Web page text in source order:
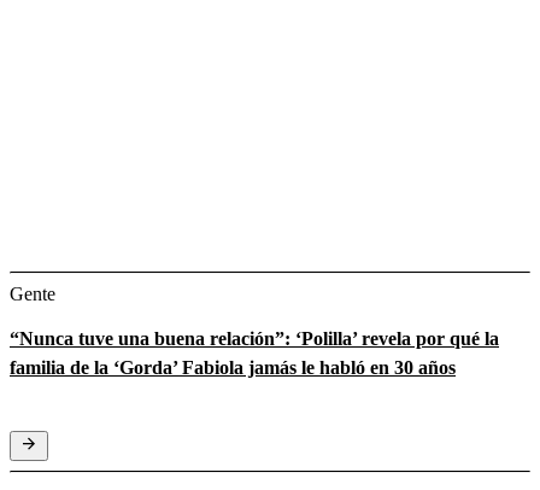
Gente
“Nunca tuve una buena relación”: ‘Polilla’ revela por qué la
familia de la ‘Gorda’ Fabiola jamás le habló en 30 años